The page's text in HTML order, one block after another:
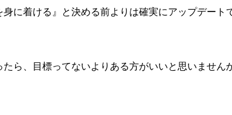
身に着ける』と決める前よりは確実にアップデート
たら、目標ってないよりある方がいいと思いません